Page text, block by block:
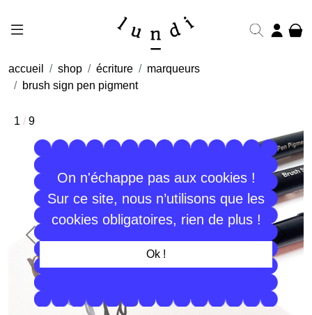
On n'échappe pas aux cookies !
Sur ce site, nous n’utilisons que les
cookies obligatoires, rien de plus !
Ok !
accueil shop écriture
marqueurs
brush sign pen pigment
1 / 9
Précédent